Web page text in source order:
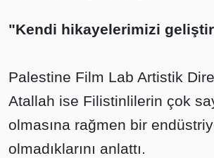
"Kendi hikayelerimizi
Palestine Film Lab Artistik
Atallah ise Filistinlilerin çok
olmasına rağmen bir
olmadıklarını anlattı.